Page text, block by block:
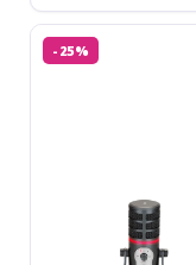
ROQ
Audio
-25%